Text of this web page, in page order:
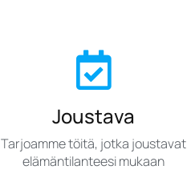
Joustava
Tarjoamme töitä, jotka joustavat
elämäntilanteesi mukaan